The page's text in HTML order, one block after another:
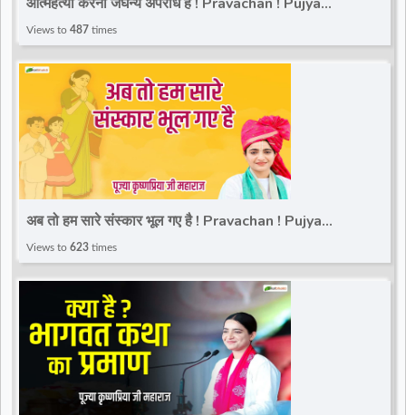
Krishnapriya Ji Maharaj | Total Bhakti
Views to 487 times
अब तो हम सारे संस्कार भूल गए है ! Pravachan ! Pujya
Krishnapriya Ji Maharaj | Total Bhakti
Views to 623 times